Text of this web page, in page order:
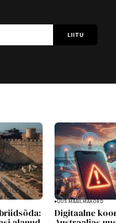
LIITU
UUS MAAILMAKORD
Digitaalne